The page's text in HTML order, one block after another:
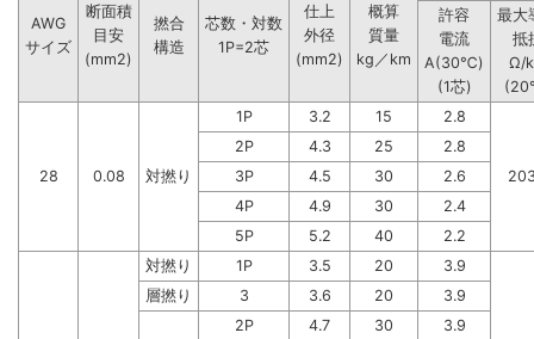
AWG
サイズ
断面積
目安
(mm2)
撚合
構造
芯数・対数
1P=2芯
仕上
外径
(mm2)
概算
質量
kg／km
許容
電流
A(30℃)
(1芯)
最大
抵
Ω/
28 0.08 対撚り
1P 3.2 15 2.8
2P 4.3 25
2.8
3P
4.5 30
2.6
4P
4.9 30
2.4
5P
5.2 40 2.2
対撚り 1P 3.5 20 3.9
層撚り 3 3.6 20 3.9
2P 4.7 30
3.9